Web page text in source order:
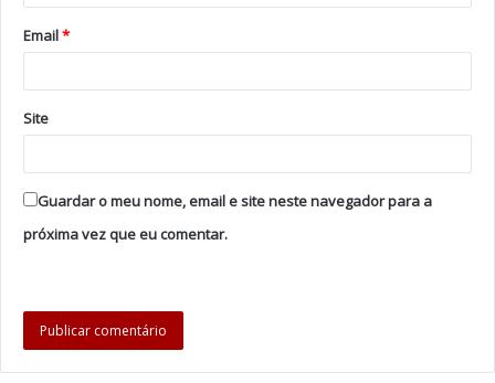
Email*
Site
Guardar o meu nome, email e site neste navegador para a
próxima vez que eu comentar.